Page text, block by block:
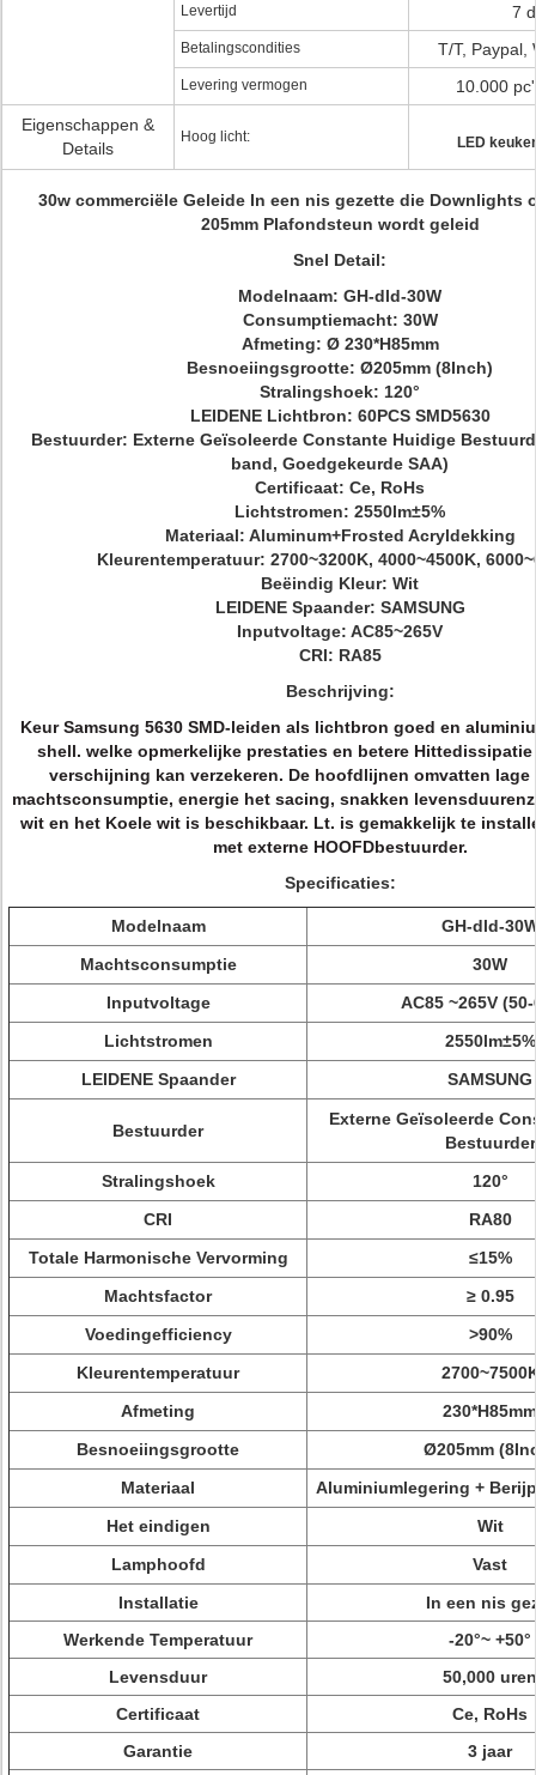
Levertijd 7
Betalingscondities T/T, Paypal,
Levering vermogen
10.000
Eigenschappen &
Details
Hoog licht: LED
30w commerciële Geleide In een nis gezette die Downlights
205mm Plafondsteun wordt geleid
Snel Detail:
Modelnaam: GH-dld-30W
Consumptiemacht: 30W
Afmeting: Ø230*H85mm
Besnoeiingsgrootte: Ø205mm (8Inch)
Stralingshoek: 120°
LEIDENE Lichtbron: 60PCS SMD5630
Bestuurder: Externe Geïsoleerde ConstanteHuidige
band, Goedgekeurde SAA)
Certificaat: Ce, RoHs
Lichtstromen: 2550lm±5%
Materiaal: Aluminum+Frosted Acryldekking
Kleurentemperatuur: 2700~3200K, 4000~4500K,
Beëindig Kleur: Wit
LEIDENE Spaander: SAMSUNG
Inputvoltage: AC85~265V
CRI: RA85
Beschrijving:
Keur Samsung 5630 SMD-leiden als lichtbron goed en
shell. welke opmerkelijke prestaties en betere Hittedissipatie
verschijning kan verzekeren. De hoofdlijnen omvatten lage
machtsconsumptie, energie het sacing, snakken
wit en het Koele wit is beschikbaar. Lt. is gemakkelijk te
met externe HOOFDbestuurder.
Specificaties:
Modelnaam
GH-dld-
Machtsconsumptie
30W
Inputvoltage
AC85 ~265V
Lichtstromen
2550lm±5%
LEIDENE Spaander
SAMSUNG
Bestuurder
Externe Geïsoleerde
Bestuurder
Stralingshoek
120°
CRI
RA80
Totale Harmonische Vervorming
≤15%
Machtsfactor
≥ 0.95
Voedingefficiency
>90%
Kleurentemperatuur
Afmeting
230*H85mm
Besnoeiingsgrootte
Ø205mm
Materiaal
Aluminiumlegering +
Het eindigen
Wit
Lamphoofd
Vast
Installatie
In een nis
Werkende Temperatuur
-20°~ +50°
Levensduur
50,000 uren
Certificaat
Ce, RoHs
Garantie
3 jaar